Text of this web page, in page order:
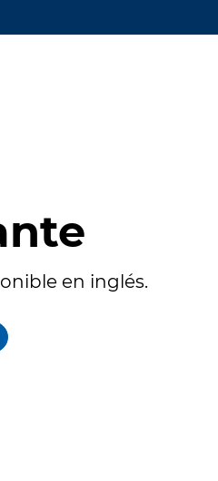
en inglés.